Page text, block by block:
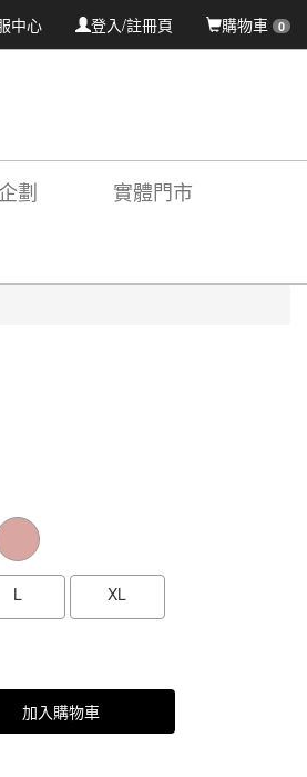
購物車 0
登入/註冊頁
中心
劃 實體門市
L XL
加入購物車